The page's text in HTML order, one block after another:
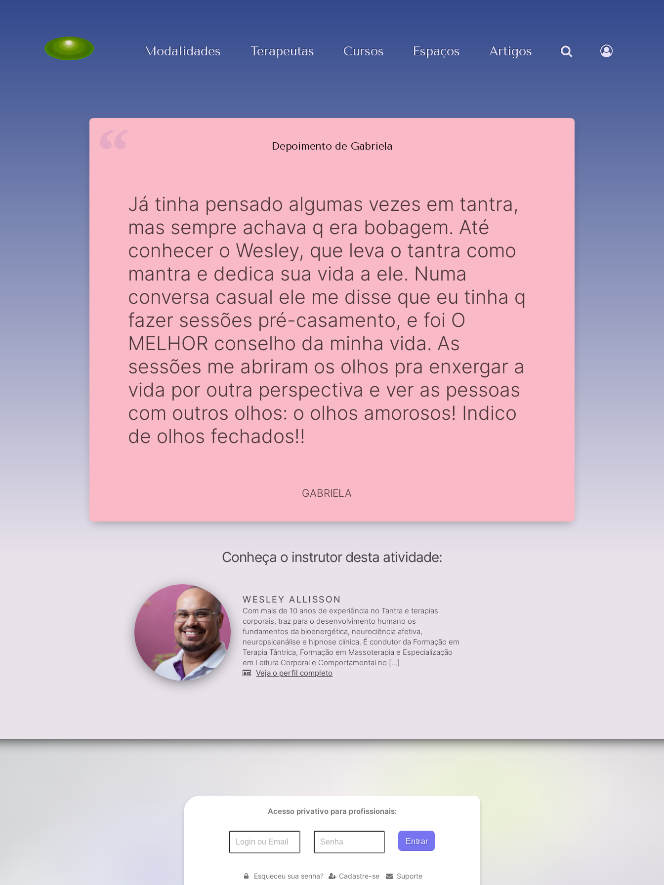
Modalidades Terapeutas Cursos Espaços Artigos
Depoimento de Gabriela
Já tinha pensado algumas vezes em tantra,
mas sempre achava q era bobagem. Até
conhecer o Wesley, que leva o tantra como
mantra e dedica sua vida a ele. Numa
conversa casual ele me disse que eu tinha q
fazer sessões pré-casamento, e foi O
MELHOR conselho da minha vida. As
sessões me abriram os olhos pra enxergar a
vida por outra perspectiva e ver as pessoas
com outros olhos: o olhos amorosos! Indico
de olhos fechados!!
GABRIELA
Conheça o instrutor desta atividade:
WESLEY ALLISSON
Com mais de 10 anos de experiência no Tantra e terapias
corporais, traz para o desenvolvimento humano os
fundamentos da bioenergética, neurociência afetiva,
neuropsicanálise e hipnose clínica. É condutor da Formação em
Terapia Tântrica, Formação em Massoterapia e Especialização
em Leitura Corporal e Comportamental no [...]
Veja o perfil completo
Acesso privativo para profissionais:
Esqueceu sua senha? Cadastre-se Suporte